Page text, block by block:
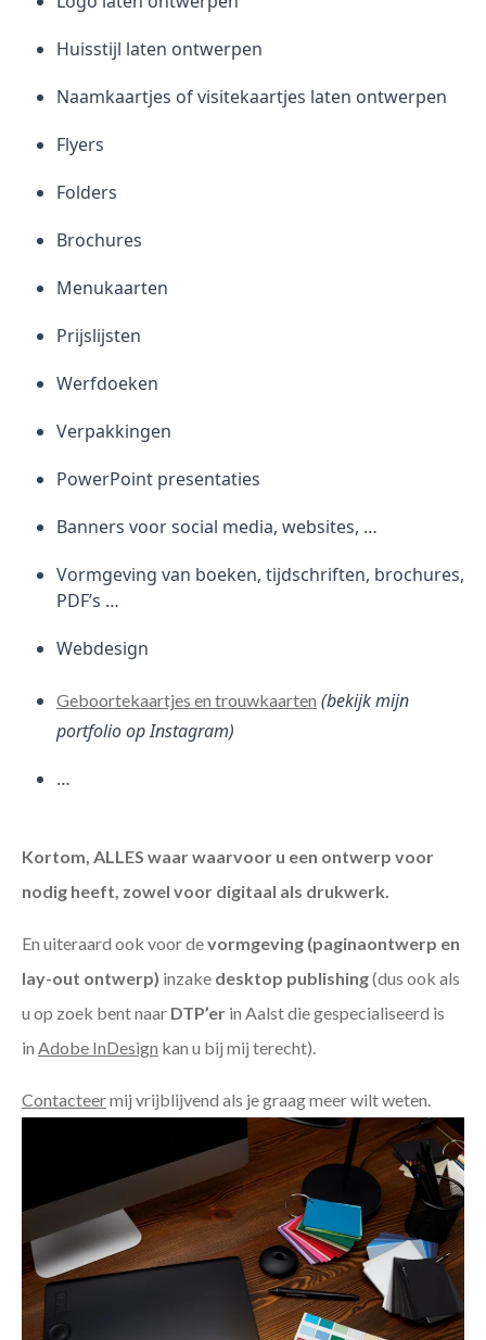
Huisstijl laten ontwerpen
Naamkaartjes of visitekaartjes laten ontwerpen
Flyers
Folders
Brochures
Menukaarten
Prijslijsten
Werfdoeken
Verpakkingen
PowerPoint presentaties
Banners voor social media, websites, …
Vormgeving van boeken, tijdschriften, brochures,
PDF’s …
Webdesign
Geboortekaartjes en trouwkaarten (bekijk mijn
portfolio op Instagram)
…
Kortom, ALLES waar waarvoor u een ontwerp voor
nodig heeft, zowel voor digitaal als drukwerk.
En uiteraard ook voor devormgeving (paginaontwerp en
lay-out ontwerp) inzake desktop publishing(dus ook als
u op zoek bent naar DTP’er in Aalst die gespecialiseerd is
in Adobe InDesign kan u bij mij terecht).
Contacteermij vrijblijvend als je graag meer wilt weten.